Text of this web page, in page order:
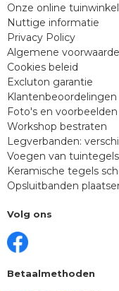
Onze online
Nuttige informatie
Privacy Policy
Algemene
Cookies beleid
Excluton garantie
Klantenbeoordelingen
Foto's en voorbeelden
Workshop bestraten
Legverbanden:
Voegen van tuintegels
Keramische tegels
Opsluitbanden
Volg ons
Betaalmethoden